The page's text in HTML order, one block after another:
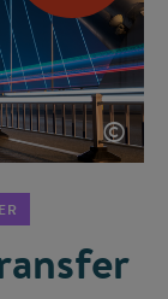
©